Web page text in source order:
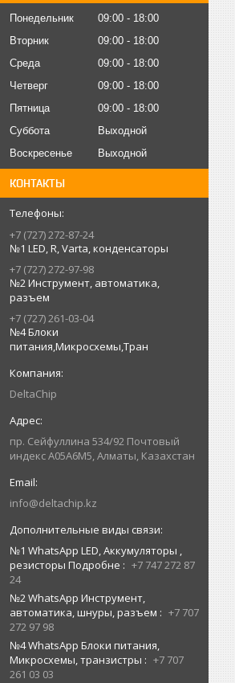
Понедельник 09:00
18:00
Вторник
09:00
18:00
Среда
09:00
18:00
Четверг
09:00
18:00
Пятница
09:00
18:00
Суббота
Выходной
Воскресенье
Выходной
КОНТАКТЫ
+7 (727) 272-87-24
№1 LED, R, Varta, конденсаторы
+7 (727) 272-97-98
№2 Инструмент, автоматика,
разъем
+7 (727) 261-03-04
№4 Блоки
питания,Микросхемы,Тран
DeltaChip
пр. Сейфуллина 534/92 Почтовый
индекс A05A6M5, Алматы, Казахстан
info@deltachip.kz
№1 WhatsApp LED, Аккумуляторы ,
резисторы Подробне
+7 747 272 87
24
№2 WhatsApp Инструмент,
автоматика, шнуры, разъем
+7 707
272 97 98
№4 WhatsApp Блоки питания,
Микросхемы, транзистры
+7 707
261 03 03